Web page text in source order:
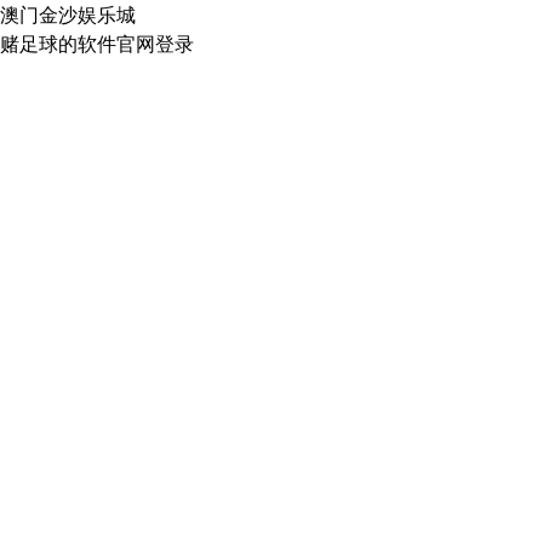
澳门金沙娱乐城
赌足球的软件官网登录